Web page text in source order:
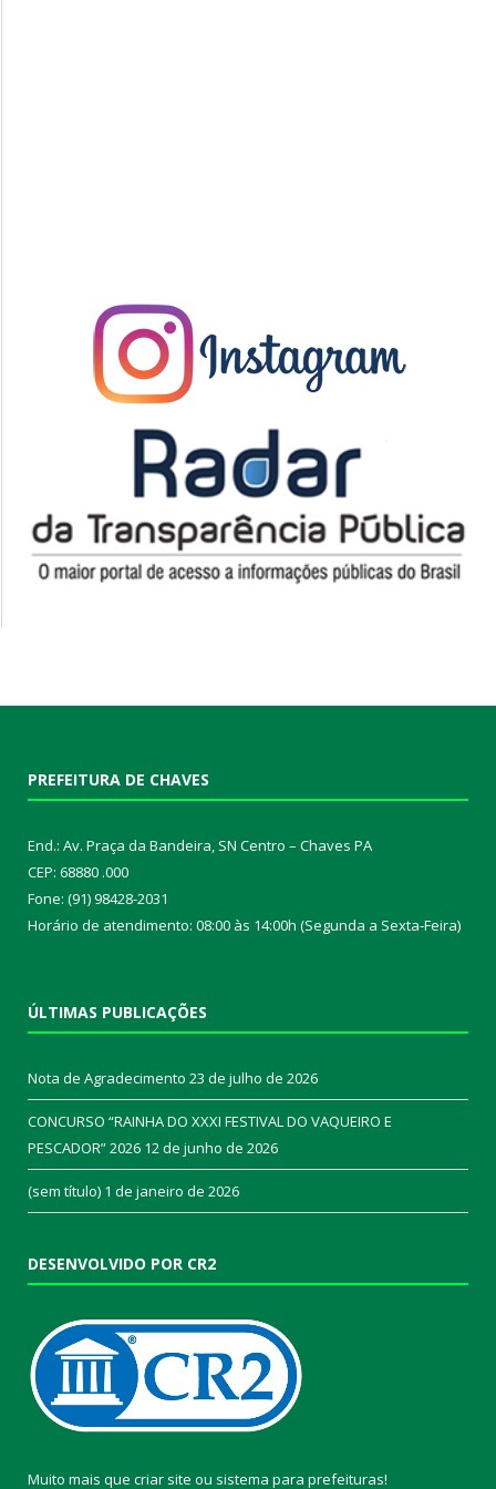
PREFEITURA DE CHAVES
End.: Av. Praça da Bandeira, SN Centro – Chaves PA
CEP: 68880 .000
Fone: (91) 98428-2031
Horário de atendimento: 08:00 às 14:00h (Segunda a Sexta-Feira)
ÚLTIMAS PUBLICAÇÕES
Nota de Agradecimento 23 de julho de 2026
CONCURSO “RAINHA DO XXXI FESTIVAL DO VAQUEIRO E
PESCADOR” 2026 12 de junho de 2026
(sem título) 1 de janeiro de 2026
DESENVOLVIDO POR CR2
Muito mais que criar site ou sistema para prefeituras!